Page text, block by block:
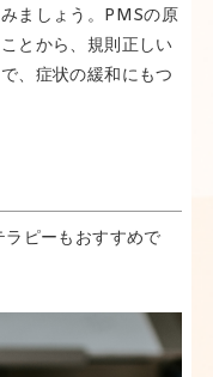
ましょう。PMSの原
とから、規則正しい
、症状の緩和にもつ
ピーもおすすめで